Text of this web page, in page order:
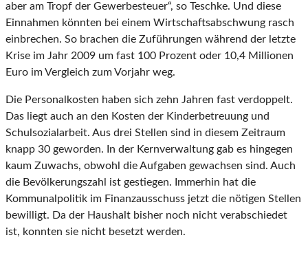
aber am Tropf der Gewerbesteuer“, so Teschke. Und diese
Einnahmen könnten bei einem Wirtschaftsabschwung rasch
einbrechen. So brachen die Zuführungen während der letzte
Krise im Jahr 2009 um fast 100 Prozent oder 10,4 Millionen
Euro im Vergleich zum Vorjahr weg.
Die Personalkosten haben sich zehn Jahren fast verdoppelt.
Das liegt auch an den Kosten der Kinderbetreuung und
Schulsozialarbeit. Aus drei Stellen sind in diesem Zeitraum
knapp 30 geworden. In der Kernverwaltung gab es hingegen
kaum Zuwachs, obwohl die Aufgaben gewachsen sind. Auch
die Bevölkerungszahl ist gestiegen. Immerhin hat die
Kommunalpolitik im Finanzausschuss jetzt die nötigen Stellen
bewilligt. Da der Haushalt bisher noch nicht verabschiedet
ist, konnten sie nicht besetzt werden.